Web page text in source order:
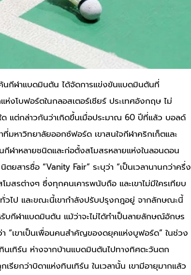
กีฬาแบดมินตัน ได้จัดการแข่งขันแบดมินตันที่
งโบฟอร์ตในกลอสเตอร์เชียร์ ประเทศอังกฤษ ไม่
แต่กล่าวกันว่าเกิดขึ้นเมื่อประมาณ 60 ปีที่แล้ว บอลด์
มหาวิทยาลัยออกซ์ฟอร์ด เขาสนใจกีฬาคริกเก็ตและ
กีฬาหลายชนิดและก่อตั้งสโมสรหลายแห่งในลอนดอน
ยสารชื่อ “Vanity Fair” ระบุว่า “เป็นเวลานานกว่าครึ่ง
สรต่างๆ ซึ่งทุกคนเคารพนับถือ และเขาไม่มีใครเทียบ
ทั่วไป และขณะนี้เขากำลังปรับปรุงกฎอยู่ จากลักษณะนี้
รับกีฬาแบดมินตัน แม้ว่าจะไม่ได้ทำเป็นลายลักษณ์อักษร
“เขาเป็นเพื่อนคนสำคัญของดยุคแห่งบูฟอร์ด” ในช่วง
เทิร์น ห่างจากบ้านแบดมินตันไปทางทิศตะวันตก
รียกว่าบิดาแห่งทินเทิร์น ในเวลานั้น เขามีอายุมากแล้ว